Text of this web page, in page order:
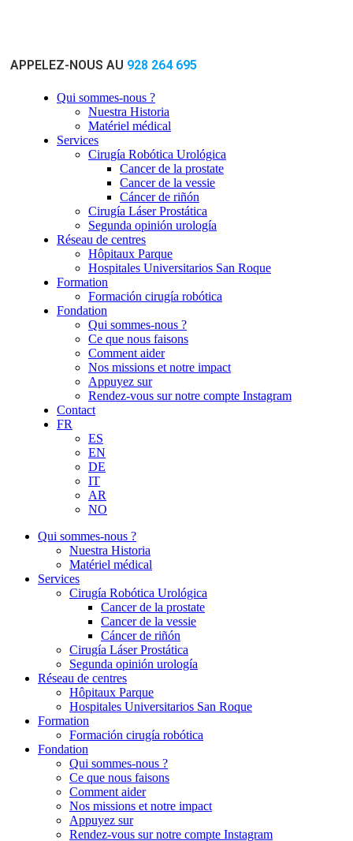
APPELEZ-NOUS AU 928 264 695
Qui sommes-nous ?
Nuestra Historia
Matériel médical
Services
Cirugía Robótica Urológica
Cancer de la prostate
Cancer de la vessie
Cáncer de riñón
Cirugía Láser Prostática
Segunda opinión urología
Réseau de centres
Hôpitaux Parque
Hospitales Universitarios San Roque
Formation
Formación cirugía robótica
Fondation
Qui sommes-nous ?
Ce que nous faisons
Comment aider
Nos missions et notre impact
Appuyez sur
Rendez-vous sur notre compte Instagram
Contact
FR
ES
EN
DE
IT
AR
NO
Qui sommes-nous ?
Nuestra Historia
Matériel médical
Services
Cirugía Robótica Urológica
Cancer de la prostate
Cancer de la vessie
Cáncer de riñón
Cirugía Láser Prostática
Segunda opinión urología
Réseau de centres
Hôpitaux Parque
Hospitales Universitarios San Roque
Formation
Formación cirugía robótica
Fondation
Qui sommes-nous ?
Ce que nous faisons
Comment aider
Nos missions et notre impact
Appuyez sur
Rendez-vous sur notre compte Instagram